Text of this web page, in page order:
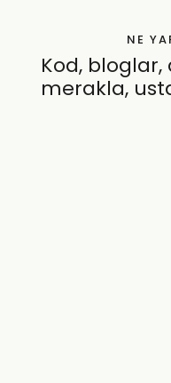
NE
Kod,
merakla,